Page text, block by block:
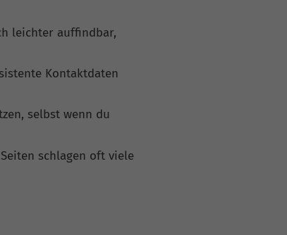
leichter auffindbar,
Kontaktdaten
selbst wenn du
schlagen oft viele